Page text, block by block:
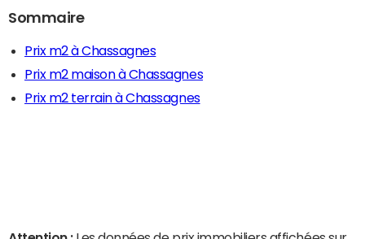
Sommaire
Prix m2 à Chassagnes
Prix m2 maison à Chassagnes
Prix m2 terrain à Chassagnes